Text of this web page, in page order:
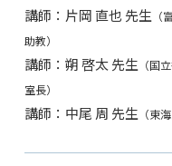
講師：片岡 直也 先生 （
助教）
講師：朔 啓太 先生 （国
室長）
講師：中尾 周 先生 （東